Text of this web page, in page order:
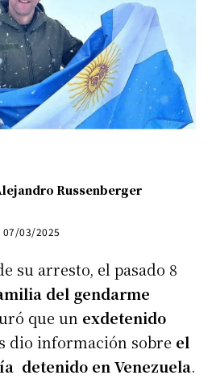
Russenberger
07/03/2025
su arresto, el pasado 8
del gendarme
que un exdetenido
dio información sobre el
detenido en Venezuela.